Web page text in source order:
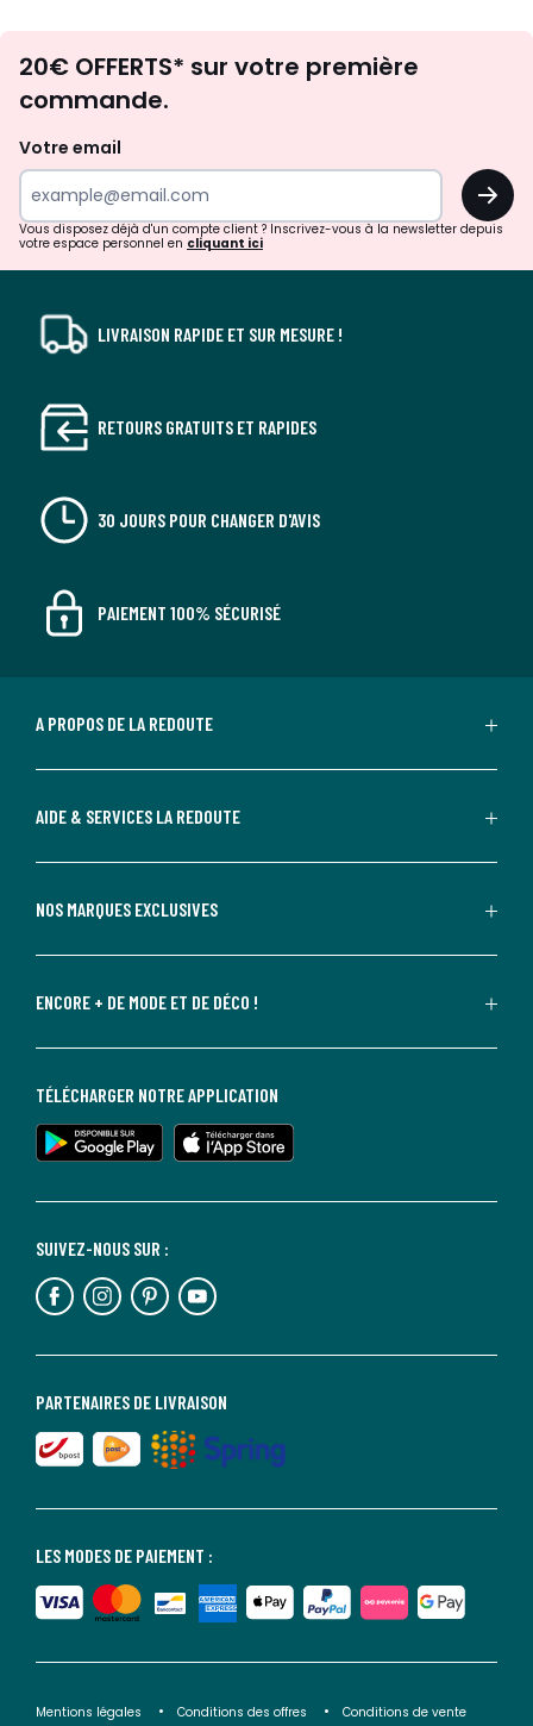
d'inspirations
surprises?
20€ OFFERTS* sur votre première
commande.
Votre email
OK
Vous disposez déjà d'un compte client ? Inscrivez-vous à la newsletter depuis
votre espace personnel en cliquant ici
LIVRAISON RAPIDE ET SUR MESURE !
RETOURS GRATUITS ET RAPIDES
30 JOURS POUR CHANGER D'AVIS
PAIEMENT 100% SÉCURISÉ
A PROPOS DE LA REDOUTE
AIDE & SERVICES LA REDOUTE
NOS MARQUES EXCLUSIVES
ENCORE + DE MODE ET DE DÉCO !
LES MODES DE PAIEMENT :
PARTENAIRES DE LIVRAISON
SUIVEZ-NOUS SUR :
TÉLÉCHARGER NOTRE APPLICATION
Mentions légales Conditions des offres Conditions de vente